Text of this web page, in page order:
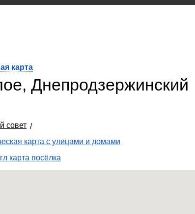
карта
Днепродзержинский
совет
карта с улицами и домами
карта посёлка